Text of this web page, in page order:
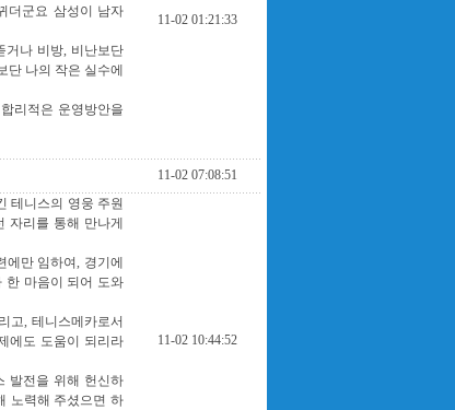
더군요 삼성이 남자
거나 비방, 비난보단
단 나의 작은 실수에
리적은 운영방안을
11-02 01:21:33
11-02 07:08:51
테니스의 영웅 주원
자리를 통해 만나게
만 임하여, 경기에
한 마음이 되어 도와
고, 테니스메카로서
에도 도움이 되리라
발전을 위해 헌신하
노력해 주셨으면 하
11-02 10:44:52